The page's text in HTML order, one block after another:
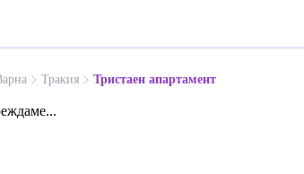
Тракия Тристаен апартамент